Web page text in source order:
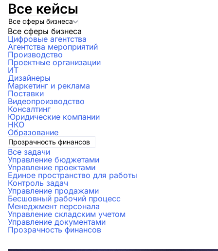
Все кейсы
Все сферы бизнеса
Все сферы бизнеса
Цифровые агентства
Агентства мероприятий
Производство
Проектные организации
ИТ
Дизайнеры
Маркетинг и реклама
Поставки
Видеопроизводство
Консалтинг
Юридические компании
НКО
Образование
Прозрачность финансов
Все задачи
Управление бюджетами
Управление проектами
Единое пространство для работы
Контроль задач
Управление продажами
Бесшовный рабочий процесс
Менеджмент персонала
Управление складским учетом
Управление документами
Прозрачность финансов